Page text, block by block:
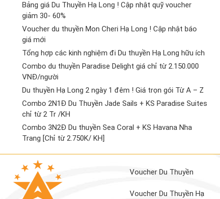
Bảng giá Du Thuyền Hạ Long ! Cập nhật quỹ voucher
giảm 30- 60%
Voucher du thuyền Mon Cheri Hạ Long ! Cập nhật báo
giá mới
Tổng hợp các kinh nghiệm đi Du thuyền Hạ Long hữu ích
Combo du thuyền Paradise Delight giá chỉ từ 2.150.000
VNĐ/người
Du thuyền Hạ Long 2 ngày 1 đêm ! Giá trọn gói Từ A – Z
Combo 2N1Đ Du Thuyền Jade Sails + KS Paradise Suites
chỉ từ 2 Tr /KH
Combo 3N2Đ Du thuyền Sea Coral + KS Havana Nha
Trang [Chỉ từ 2.750K/ KH]
Voucher Du Thuyền
Voucher Du Thuyền Hạ